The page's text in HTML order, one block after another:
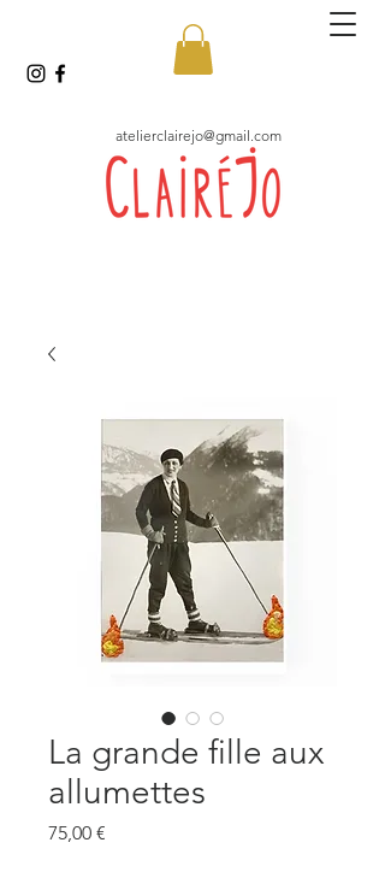
atelierclairejo@gmail.com
La grande fille aux
allumettes
75,00 €